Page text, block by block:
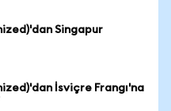
Singapur
İsviçre Frangı'na